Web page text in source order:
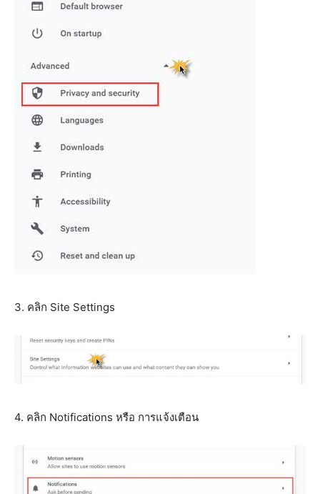
3. คลิก Site Settings
4. คลิก Notifications หรือ การแจ้งเตือน